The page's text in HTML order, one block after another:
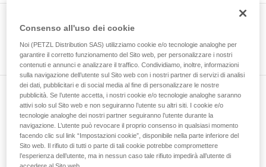
La padronanza di queste tecniche richiede una
formazione ed un addestramento specifico.
Verificate con un professionista la vostra
capacità di rifare la manovra, da soli, in piena
sicurezza, prima di riprodurla autonomamente.
Forniamo esempi di tecniche relative alla vostra
attività. Ne possono esistere altre che non
vengono qui descritte.
Guarda tutti i consigli tecnici
Iscriviti alla newsletter
e rimani connesso alle nostre novità
E-mail *
Consenso all'uso dei cookie
Noi (PETZL Distribution SAS) utilizziamo cookie e/o tecnologie analoghe per
garantire il corretto funzionamento del Sito web, per personalizzare i nostri
contenuti e annunci e analizzare il traffico. Condividiamo, inoltre, informazioni
sulla navigazione dell’utente sul Sito web con i nostri partner di servizi di analisi
dei dati, pubblicitari e di social media al fine di personalizzare le nostre
pubblicità. Se l’utente accetta, i nostri cookie e/o tecnologie analoghe saranno
attivi solo sul Sito web e non seguiranno l’utente su altri siti. I cookie e/o
tecnologie analoghe dei nostri partner seguiranno l’utente durante la
navigazione. L’utente può revocare il proprio consenso in qualsiasi momento
facendo clic sul link “Impostazioni cookie”, disponibile nella parte inferiore del
Sito web. Il rifiuto di tutti o parte di tali cookie potrebbe compromettere
l’esperienza dell’utente, ma in nessun caso tale rifiuto impedirà all’utente di